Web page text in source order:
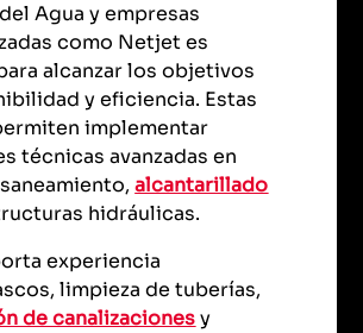
Agua y empresas
como Netjet es
alcanzar los objetivos
y eficiencia. Estas
implementar
técnicas avanzadas en
alcantarillado
hidráulicas.
experiencia
limpieza de tuberías,
de canalizacionesy